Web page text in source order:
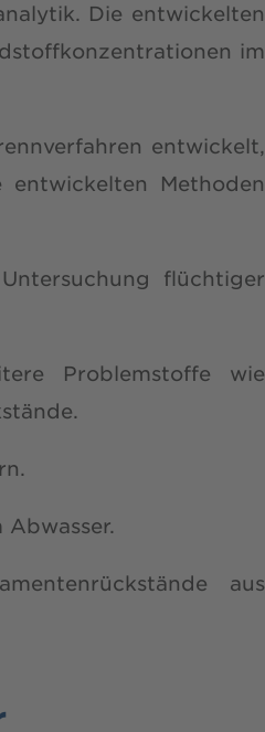
Die entwickelten
im
entwickelt,
Methoden
flüchtiger
Problemstoffe wie
aus